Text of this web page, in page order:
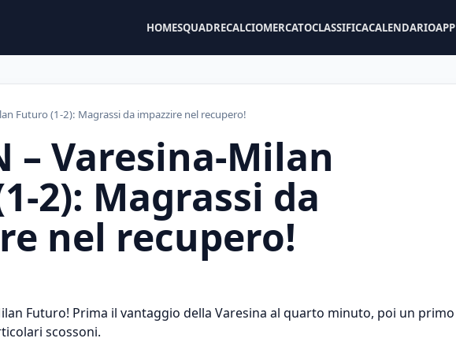
HOMESQUADRECALCIOMERCATOCLASSIFICACALENDARIOAPP
Futuro (1-2): Magrassi da impazzire nel recupero!
– Varesina-Milan
2): Magrassi da
nel recupero!
Futuro! Prima il vantaggio della Varesina al quarto minuto, poi un primo
scossoni.